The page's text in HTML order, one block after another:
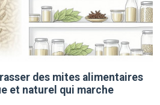
des mites alimentaires
et naturel qui marche